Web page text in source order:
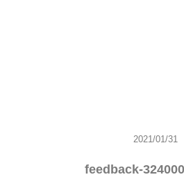
2021/01/31
feedback-